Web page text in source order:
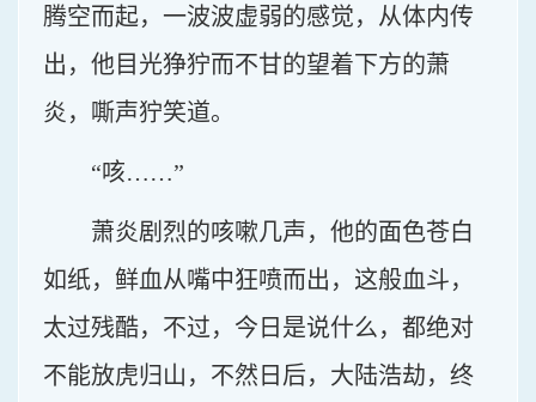
腾空而起，一波波虚弱的感觉，从体内传
出，他目光狰狞而不甘的望着下方的萧
炎，嘶声狞笑道。
“咳……”
萧炎剧烈的咳嗽几声，他的面色苍白
如纸，鲜血从嘴中狂喷而出，这般血斗，
太过残酷，不过，今日是说什么，都绝对
不能放虎归山，不然日后，大陆浩劫，终